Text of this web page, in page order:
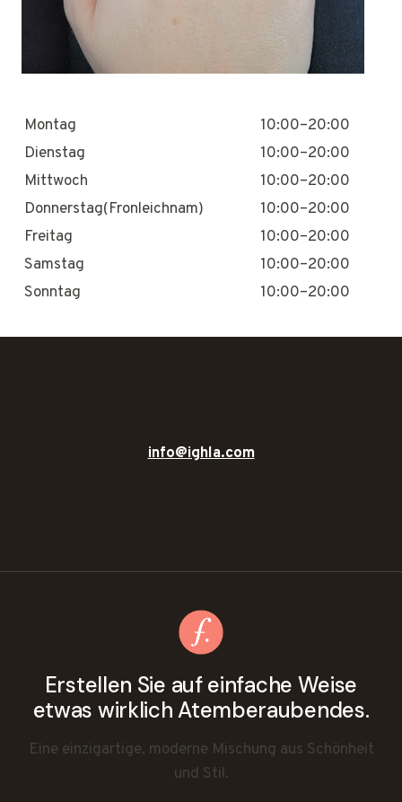
Montag
10:00–20:00
Dienstag
10:00–20:00
Mittwoch
10:00–20:00
Donnerstag(Fronleichnam)
10:00–20:00
Freitag
10:00–20:00
Samstag
10:00–20:00
Sonntag
10:00–20:00
info@ighla.com
Erstellen Sie auf einfache Weise
etwas wirklich Atemberaubendes.
Eine einzigartige, moderne Mischung aus Schönheit
und Stil.